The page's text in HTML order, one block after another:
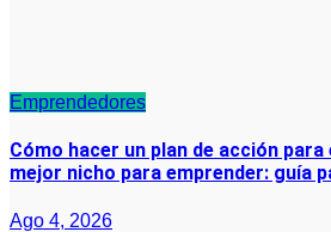
Emprendedores
Cómo hacer un plan de acción para
mejor nicho para emprender: guía
Ago 4, 2026